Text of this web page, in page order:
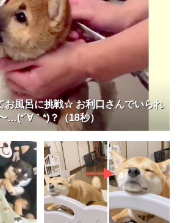
お風呂に挑戦☆ お利口さんでいられ
…(*´∀｀*)？（18秒）